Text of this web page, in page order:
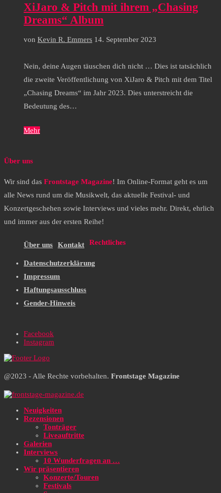
XiJaro & Pitch mit ihrem „Chasing
Dreams“ Album
von Kevin R. Emmers 14. September 2023
Nein, deine Augen täuschen dich nicht … Dies ist tatsächlich
die zweite Veröffentlichung von XiJaro & Pitch mit dem Titel
„Chasing Dreams“ im Jahr 2023. Dies unterstreicht die
Bedeutung des…
Mehr
Über uns
Wir sind das Frontstage Magazine! Im Online-Format geht es um
alle News rund um die Musikwelt, das aktuelle Festival- und
Konzertgeschehen sowie Interviews und vieles mehr. Direkt, ehrlich
und immer aus der ersten Reihe!
Über uns Kontakt Rechtliches
Datenschutzerklärung
Impressum
Haftungsausschluss
Gender-Hinweis
Facebook
Instagram
@2023 - Alle Rechte vorbehalten. Frontstage Magazine
Neuigkeiten
Rezensionen
Tonträger
Liveauftritte
Galerien
Interviews
10 Wunderfragen an …
Wir präsentieren
Konzerte/Touren
Festivals